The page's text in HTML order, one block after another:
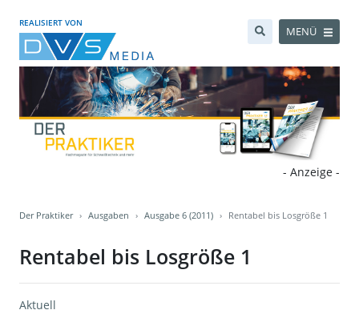
REALISIERT VON
MENÜ
- Anzeige -
Der Praktiker Ausgaben Ausgabe 6 (2011) Rentabel bis Losgröße 1
Rentabel bis Losgröße 1
Aktuell